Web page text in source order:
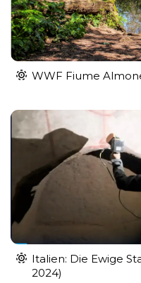
WWF Fiume
Italien: Die Ewige
2024)